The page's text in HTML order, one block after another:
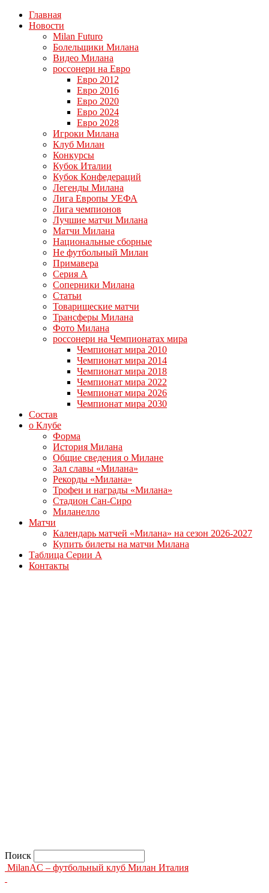
Главная
Новости
Milan Futuro
Болельщики Милана
Видео Милана
россонери на Евро
Евро 2012
Евро 2016
Евро 2020
Евро 2024
Евро 2028
Игроки Милана
Клуб Милан
Конкурсы
Кубок Италии
Кубок Конфедераций
Легенды Милана
Лига Европы УЕФА
Лига чемпионов
Лучшие матчи Милана
Матчи Милана
Национальные сборные
Не футбольный Милан
Примавера
Серия А
Соперники Милана
Статьи
Товарищеские матчи
Трансферы Милана
Фото Милана
россонери на Чемпионатах мира
Чемпионат мира 2010
Чемпионат мира 2014
Чемпионат мира 2018
Чемпионат мира 2022
Чемпионат мира 2026
Чемпионат мира 2030
Состав
о Клубе
Форма
История Милана
Общие сведения о Милане
Зал славы «Милана»
Рекорды «Милана»
Трофеи и награды «Милана»
Стадион Сан-Сиро
Миланелло
Матчи
Календарь матчей «Милана» на сезон 2026-2027
Купить билеты на матчи Милана
Таблица Серии А
Контакты
Поиск
MilanAC – футбольный клуб Милан Италия